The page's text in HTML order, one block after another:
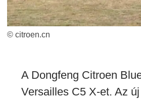
© citroen.cn
A Dongfeng Citroen
Versailles C5 X-et. Az